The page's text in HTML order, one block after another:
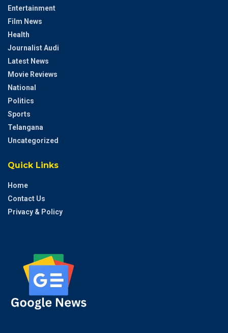
Entertainment
Film News
Health
Journalist Audi
Latest News
Movie Reviews
National
Politics
Sports
Telangana
Uncategorized
Quick Links
Home
Contact Us
Privacy & Policy